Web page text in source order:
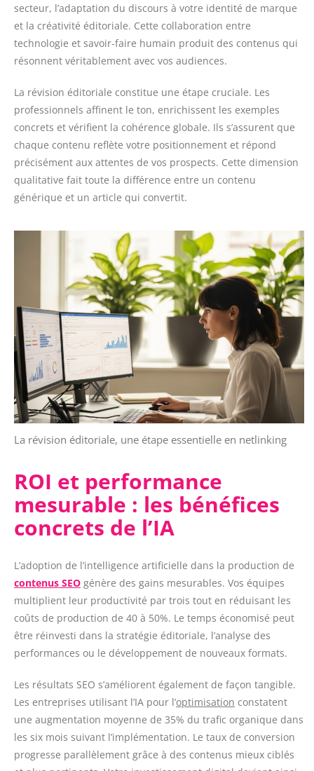
secteur, l’adaptation du discours à votre identité de marque
et la créativité éditoriale. Cette collaboration entre
technologie et savoir-faire humain produit des contenus qui
résonnent véritablement avec vos audiences.
La révision éditoriale constitue une étape cruciale. Les
professionnels affinent le ton, enrichissent les exemples
concrets et vérifient la cohérence globale. Ils s’assurent que
chaque contenu reflète votre positionnement et répond
précisément aux attentes de vos prospects. Cette dimension
qualitative fait toute la différence entre un contenu
générique et un article qui convertit.
La révision éditoriale, une étape essentielle en netlinking
ROI et performance
mesurable : les bénéfices
concrets de l’IA
L’adoption de l’intelligence artificielle dans la production de
contenus SEO génère des gains mesurables. Vos équipes
multiplient leur productivité par trois tout en réduisant les
coûts de production de 40 à 50%. Le temps économisé peut
être réinvesti dans la stratégie éditoriale, l’analyse des
performances ou le développement de nouveaux formats.
Les résultats SEO s’améliorent également de façon tangible.
Les entreprises utilisant l’IA pour l’optimisation constatent
une augmentation moyenne de 35% du trafic organique dans
les six mois suivant l’implémentation. Le taux de conversion
progresse parallèlement grâce à des contenus mieux ciblés